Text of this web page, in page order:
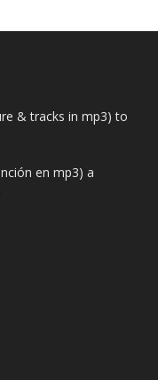
& tracks in mp3) to
en mp3) a